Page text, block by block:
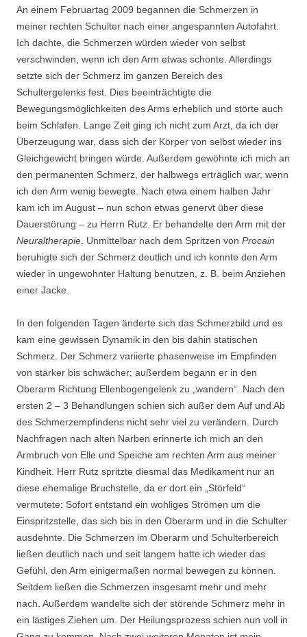
PATIENTENBERICHTE
An einem Februartag 2009 begannen die Schmerzen in
meiner rechten Schulter nach einer angespannten Autofahrt.
Ich dachte, die Schmerzen würden wieder von selbst
verschwinden, wenn ich den Arm etwas schonte. Allerdings
setzte sich der Schmerz im ganzen Bereich des
Schultergelenks fest. Dies beeinträchtigte die
Bewegungsmöglichkeiten des Arms erheblich und störte auch
beim Schlafen. Lange Zeit ging ich nicht zum Arzt, da ich der
Überzeugung war, dass sich der Körper von selbst wieder ins
Gleichgewicht bringen würde. Außerdem gewöhnte ich mich an
den permanenten Schmerz, der halbwegs erträglich war, wenn
ich den Arm wenig bewegte. Nach etwa einem halben Jahr
kam ich im August – nun schon etwas genervt über diese
Dauerstörung – zu Herrn Rutz. Er behandelte den Arm mit der
Neuraltherapie . Unmittelbar nach dem Spritzen von Procain
beruhigte sich der Schmerz deutlich und ich konnte den Arm
wieder in ungewohnter Haltung benutzen, z. B. beim Anziehen
einer Jacke.
In den folgenden Tagen änderte sich das Schmerzbild und es
kam eine gewissen Dynamik in den bis dahin statischen
Schmerz. Der Schmerz variierte phasenweise im Empfinden
von stärker bis schwächer; außerdem begann er in den
Oberarm Richtung Ellenbogengelenk zu „wandern“. Nach den
ersten 2 – 3 Behandlungen schien sich außer dem Auf und Ab
des Schmerzempfindens nicht sehr viel zu verändern. Durch
Nachfragen nach alten Narben erinnerte ich mich an den
Armbruch von Elle und Speiche am rechten Arm aus meiner
Kindheit. Herr Rutz spritzte diesmal das Medikament nur an
diese ehemalige Bruchstelle, da er dort ein „Störfeld“
vermutete: Sofort entstand ein wohliges Strömen um die
Einspritzstelle, das sich bis in den Oberarm und in die Schulter
ausdehnte. Die Schmerzen im Oberarm und Schulterbereich
ließen deutlich nach und seit langem hatte ich wieder das
Gefühl, den Arm einigermaßen normal bewegen zu können.
Seitdem ließen die Schmerzen insgesamt mehr und mehr
nach. Außerdem wandelte sich der störende Schmerz mehr in
ein lästiges Ziehen um. Der Heilungsprozess schien nun voll in